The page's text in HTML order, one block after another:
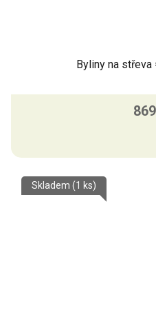
Byliny na střeva
Skladem (1 ks)